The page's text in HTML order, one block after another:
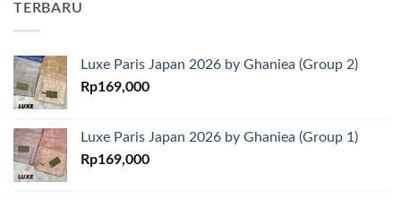
TERBARU
Luxe Paris Japan 2026 by Ghaniea (Group 2)
Rp169,000
Luxe Paris Japan 2026 by Ghaniea (Group 1)
Rp169,000